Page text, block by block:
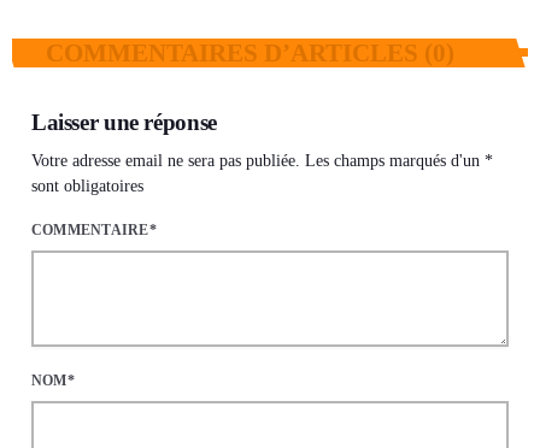
COMMENTAIRES D’ARTICLES (0)
Laisser une réponse
Votre adresse email ne sera pas publiée. Les champs marqués d'un *
sont obligatoires
COMMENTAIRE*
NOM*